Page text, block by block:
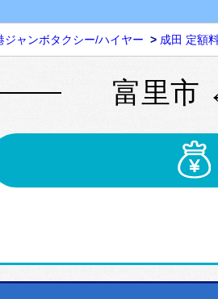
ジャンボタクシー/ハイヤー > 成田 定額
富里市